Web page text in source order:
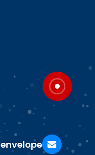
envelope